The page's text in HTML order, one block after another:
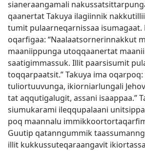
sianeraangamali
qaaner­tat Takuya ilagiin­nik
tumit pulaar­neqar­nis­saa
oqarfigaa: “Naalaatsor­nerin­nak­kut
maaniip­punga utoq­qaaner­tat
saatigim­mas­suk. Il­lit paarsisumit
toq­qar­paatsit.” Takuya ima
tulior­tuuvunga, ikior­niarlungali
tat aq­qutigalugit, as­sani isaap­paa.”
siumukarami ileq­qupalaani
poq maan­nalu
Guutip qatan­ngum­mik
il­lit kuk­kus­suteqaraangavit